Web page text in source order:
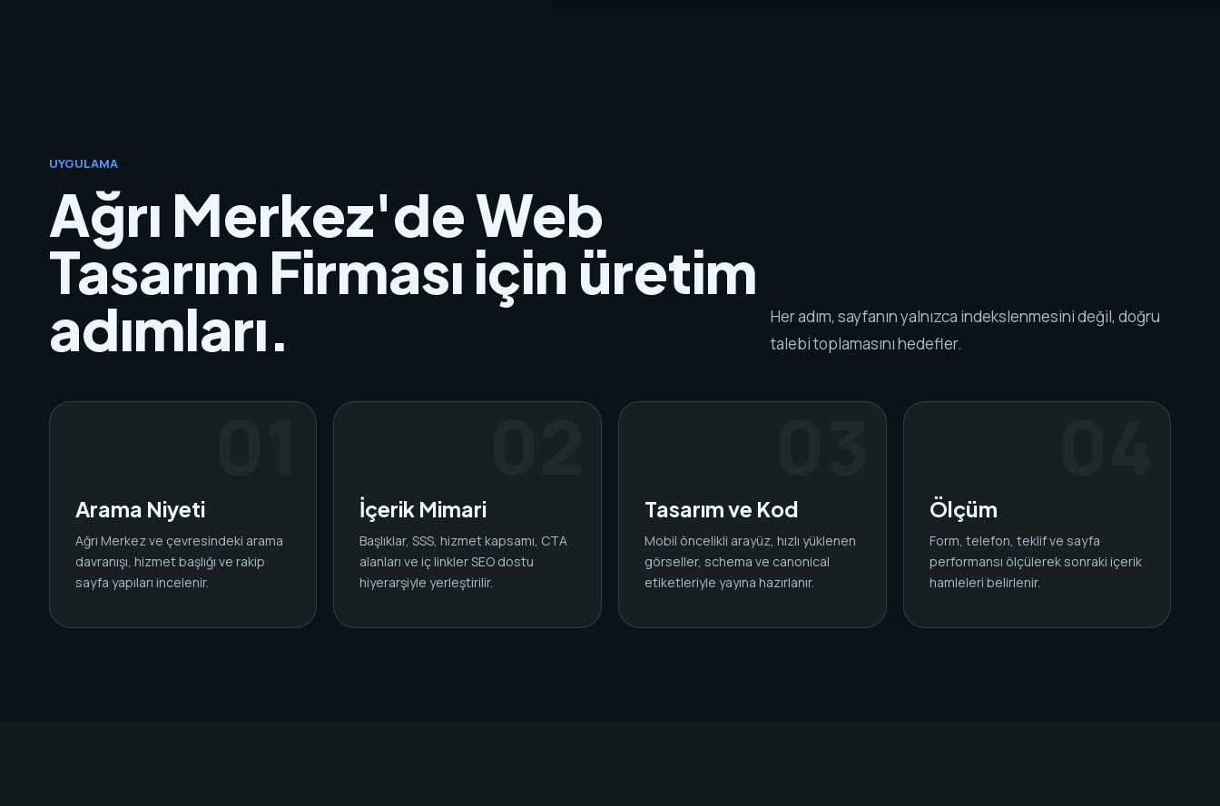
UYGULAMA
Ağrı Merkez'de Web
Tasarım Firması için üretim
adımları.
Her adım, sayfanın yalnızca indekslenmesini değil, doğru
talebi toplamasını hedefler.
Arama Niyeti
Ağrı Merkez ve çevresindeki arama
davranışı, hizmet başlığı ve rakip
sayfa yapıları incelenir.
İçerik Mimari
Başlıklar, SSS, hizmet kapsamı, CTA
alanları ve iç linkler SEO dostu
hiyerarşiyle yerleştirilir.
Tasarım ve Kod
Mobil öncelikli arayüz, hızlı yüklenen
görseller, schema ve canonical
etiketleriyle yayına hazırlanır.
Ölçüm
Form, telefon, teklif ve sayfa
performansı ölçülerek sonraki içerik
hamleleri belirlenir.